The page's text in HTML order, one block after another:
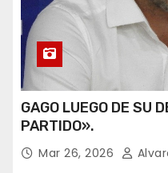
GAGO LUEGO DE SU
PARTIDO».
Mar 26, 2026